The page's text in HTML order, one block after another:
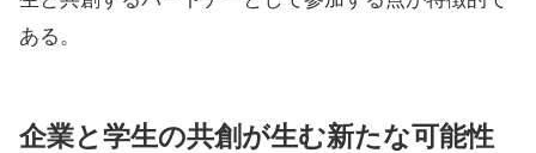
ある。
企業と学生の共創が生む新たな可能性